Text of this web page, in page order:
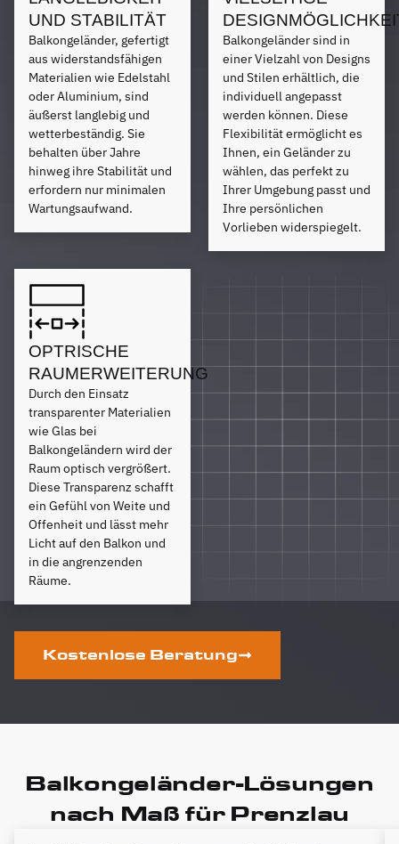
UND STABILITÄT
Balkongeländer, gefertigt
aus widerstandsfähigen
Materialien wie Edelstahl
oder Aluminium, sind
äußerst langlebig und
wetterbeständig. Sie
behalten über Jahre
hinweg ihre Stabilität und
erfordern nur minimalen
Wartungsaufwand.
Balkongeländer sind in
einer Vielzahl von Designs
und Stilen erhältlich, die
individuell angepasst
werden können. Diese
Flexibilität ermöglicht es
Ihnen, ein Geländer zu
wählen, das perfekt zu
Ihrer Umgebung passt und
Ihre persönlichen
Vorlieben widerspiegelt.
OPTRISCHE
RAUMERWEITERUNG
Durch den Einsatz
transparenter Materialien
wie Glas bei
Balkongeländern wird der
Raum optisch vergrößert.
Diese Transparenz schafft
ein Gefühl von Weite und
Offenheit und lässt mehr
Licht auf den Balkon und
in die angrenzenden
Räume.
Kostenlose Beratung
Balkongeländer-Lösungen
nach Maß für Prenzlau